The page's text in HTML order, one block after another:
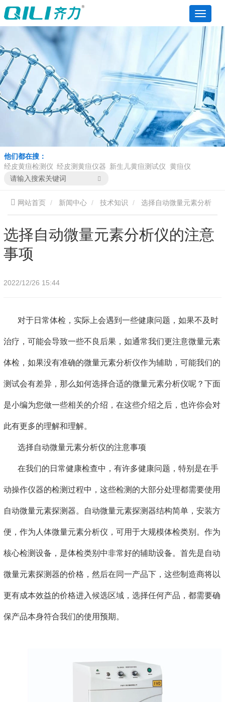
他们都在搜：
经皮黄疸检测仪 经皮测黄疸仪器 新生儿黄疸测试仪 黄疸仪
网站首页 新闻中心 技术知识
仪的注意事项
选择自动微量元素分析仪的注意
事项
2022/12/26 15:44
对于日常体检，实际上会遇到一些健康问题，如果不及时
治疗，可能会导致一些不良后果，如通常我们更注意微量元素
体检，如果没有准确的微量元素分析仪作为辅助，可能我们的
测试会有差异，那么如何选择合适的微量元素分析仪呢？下面
是小编为您做一些相关的介绍，在这些介绍之后，也许你会对
此有更多的理解和理解。
选择自动微量元素分析仪的注意事项
在我们的日常健康检查中，有许多健康问题，特别是在手
动操作仪器的检测过程中，这些检测的大部分处理都需要使用
自动微量元素探测器。自动微量元素探测器结构简单，安装方
便，作为人体微量元素分析仪，可用于大规模体检类别。作为
核心检测设备，是体检类别中非常好的辅助设备。首先是自动
微量元素探测器的价格，然后在同一产品下，这些制造商将以
更有成本效益的价格进入候选区域，选择任何产品，都需要确
保产品本身符合我们的使用预期。